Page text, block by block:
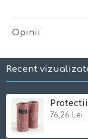
masinii/ale
rar de spalare in
Sistem de
Fabricate 100%
Opinii
Recent
76,26 Lei